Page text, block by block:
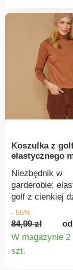
Koszulka z
elastycznego
Niezbędnik w
garderobie:
golf z cienkiej
która
ciała jak druga
Elastyczna
łatwa w
noszeniu.
- 55%
84,99 zł
W magazynie 2
szt.